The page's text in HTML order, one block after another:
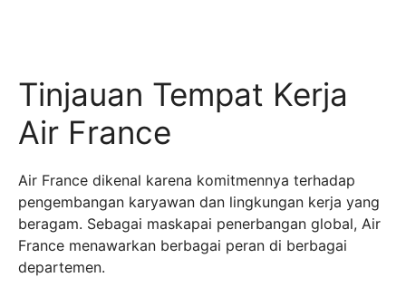
Tinjauan Tempat Kerja
Air France
Air France dikenal karena komitmennya terhadap
pengembangan karyawan dan lingkungan kerja yang
beragam. Sebagai maskapai penerbangan global, Air
France menawarkan berbagai peran di berbagai
departemen.